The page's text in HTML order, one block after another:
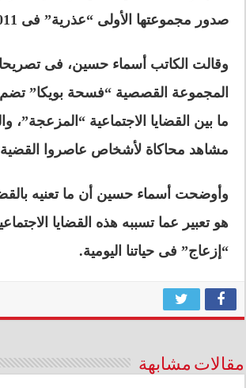
صدور مجموعتها الأولى “عذرية” فى 2011.
وقالت الكاتب أسماء حسين، فى
ما بين القضايا الاجتماعية “المزعجة”،
مشاهد محاكاة لأشخاص عاصروا القضية
وأوضحت أسماء حسين أن ما تعنيه
هو تعبير عما تسببه هذه القضايا
“إزعاج” فى حياتنا اليومية.
مقالات مشابهة